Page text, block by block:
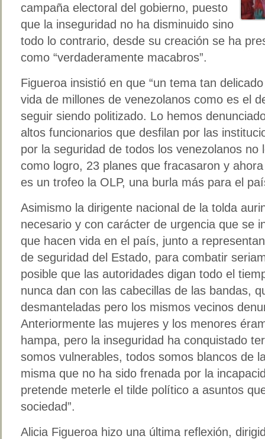
campaña electoral del gobierno, puesto
que la inseguridad no ha disminuido sino
todo lo contrario, desde su creación se ha
como “verdaderamente macabros”.
Figueroa insistió en que “un tema tan
vida de millones de venezolanos como es el
seguir siendo politizado. Lo hemos
altos funcionarios que desfilan por las
por la seguridad de todos los venezolanos no
como logro, 23 planes que fracasaron y
es un trofeo la OLP, una burla más para el
Asimismo la dirigente nacional de la tolda
necesario y con carácter de urgencia que se
que hacen vida en el país, junto a
de seguridad del Estado, para combatir
posible que las autoridades digan todo el
nunca dan con las cabecillas de las bandas,
desmanteladas pero los mismos vecinos
Anteriormente las mujeres y los menores
hampa, pero la inseguridad ha conquistado
somos vulnerables, todos somos blancos de
misma que no ha sido frenada por la
pretende meterle el tilde político a asuntos
sociedad”.
Alicia Figueroa hizo una última reflexión,